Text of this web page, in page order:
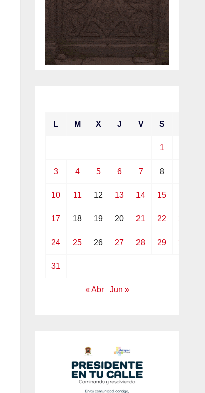
L M X J V S
1
3 4 5 6 7 8
10 11 12 13 14 15 16
17 18 19 20 21 22 23
24 25 26 27 28 29 30
31
« Abr Jun »